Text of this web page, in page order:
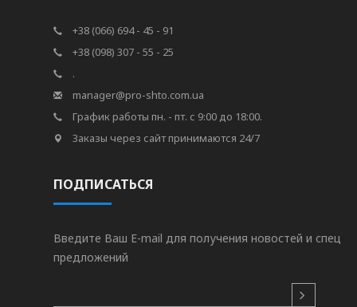
+38 (066) 694 - 45 - 91
+38 (098) 307 - 55 - 25
.
manager@pro-shto.com.ua
График работы пн. - пт. с 9:00 до 18:00.
Заказы через сайт принимаются 24/7
ПОДПИСАТЬСЯ
Введите Ваш E-mail для получения новостей и спец
предложений